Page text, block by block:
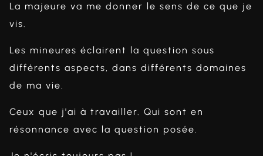
La majeure va me donner le sens de ce que je
vis.
Les mineures éclairent la question sous
différents aspects, dans différents domaines
de ma vie.
Ceux que j'ai à travailler. Qui sont en
résonnance avec la question posée.